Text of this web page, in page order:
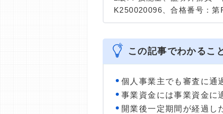
K250020096、合格番号：第
は計2000本以上。ローン利
識と事実に基づいた信頼性
この記事でわかるこ
個人事業主でも審査に通
事業資金には事業資金に
開業後一定期間が経過し